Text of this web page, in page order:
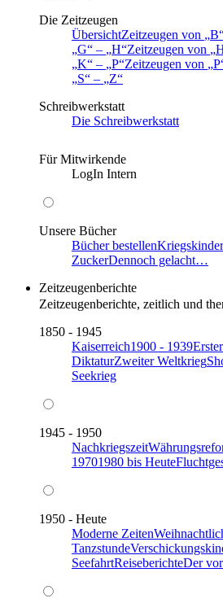
Die Zeitzeugen
ÜbersichtZeitzeugen von B
G
– H Zeitzeugen von
K
– P Zeitzeugen von P
S
–
Z
Schreibwerkstatt
Die Schreibwerkstatt
Für Mitwirkende
LogIn Intern
Unsere Bücher
Bücher bestellenKriegskinder
ZuckerDennoch gelacht…
Zeitzeugenberichte
Zeitzeugenberichte, zeitlich und
1850 - 1945
Kaiserreich1900 - 1939
DiktaturZweiter Weltkrieg
Seekrieg
1945 - 1950
Nachkriegszeit
19701980 bis Heute
1950 - Heute
Moderne Zeiten
Tanzstunde
SeefahrtReiseberichteDer